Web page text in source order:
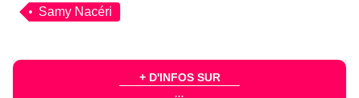
Samy Nacéri
+ D'INFOS SUR
...